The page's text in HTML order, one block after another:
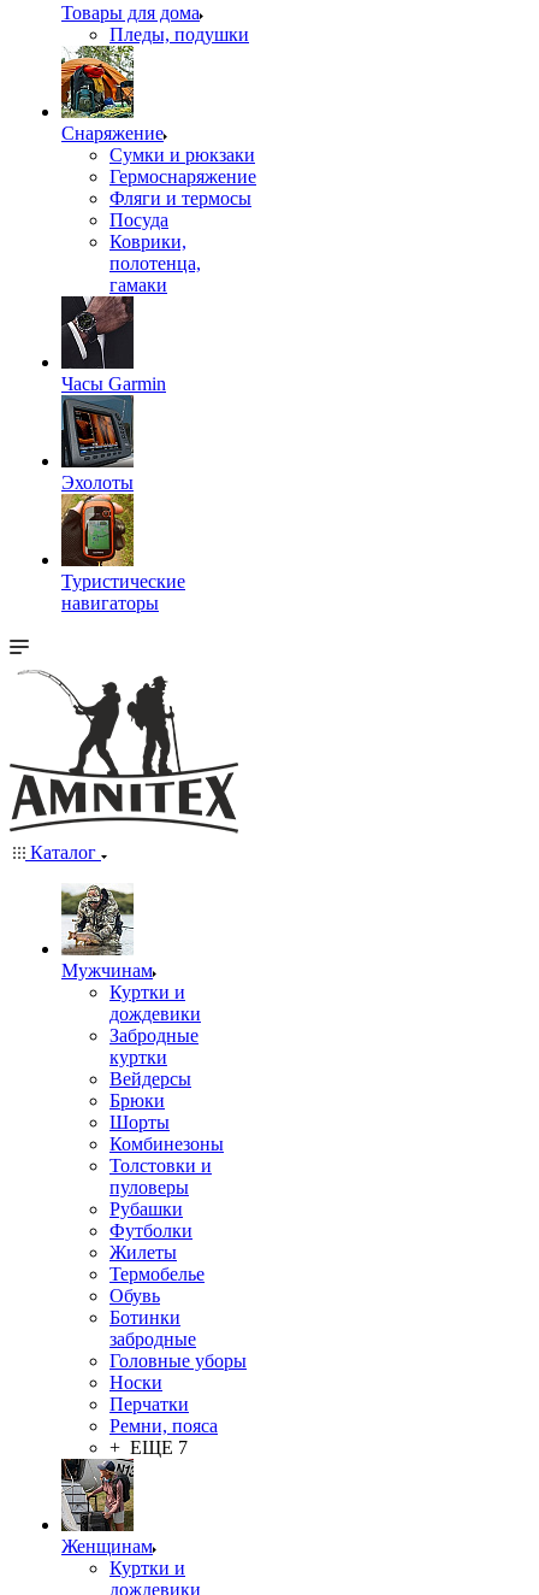
Товары для дома
Пледы, подушки
Снаряжение
Сумки и рюкзаки
Гермоснаряжение
Фляги и термосы
Посуда
Коврики,
полотенца,
гамаки
Часы Garmin
Эхолоты
Туристические
навигаторы
Каталог
Мужчинам
Куртки и
дождевики
Забродные
куртки
Вейдерсы
Брюки
Шорты
Комбинезоны
Толстовки и
пуловеры
Рубашки
Футболки
Жилеты
Термобелье
Обувь
Ботинки
забродные
Головные уборы
Носки
Перчатки
Ремни, пояса
+ ЕЩЕ 7
Женщинам
Куртки и
дождевики